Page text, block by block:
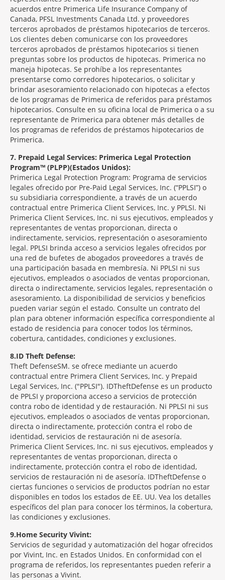
acuerdos entre Primerica Life Insurance Company of
Canada, PFSL Investments Canada Ltd. y proveedores
terceros aprobados de préstamos hipotecarios de terceros.
Los clientes deben comunicarse con los proveedores
terceros aprobados de préstamos hipotecarios si tienen
preguntas sobre los productos de hipotecas. Primerica no
maneja hipotecas. Se prohíbe a los representantes
presentarse como corredores hipotecarios, o solicitar y
brindar asesoramiento relacionado con hipotecas a efectos
de los programas de Primerica de referidos para préstamos
hipotecarios. Consulte en su oficina local de Primerica o a su
representante de Primerica para obtener más detalles de
los programas de referidos de préstamos hipotecarios de
Primerica.
7 Prepaid Legal Services: Primerica Legal Protection
Program™ (PLPP)(Estados Unidos):
Primerica Legal Protection Program: Programa de servicios
legales ofrecido por Pre-Paid Legal Services, Inc. (“PPLSI”) o
su subsidiaria correspondiente, a través de un acuerdo
contractual entre Primerica Client Services, Inc. y PPLSI. Ni
Primerica Client Services, Inc. ni sus ejecutivos, empleados y
representantes de ventas proporcionan, directa o
indirectamente, servicios, representación o asesoramiento
legal. PPLSI brinda acceso a servicios legales ofrecidos por
una red de bufetes de abogados proveedores a través de
una participación basada en membresía. Ni PPLSI ni sus
ejecutivos, empleados o asociados de ventas proporcionan,
directa o indirectamente, servicios legales, representación o
asesoramiento. La disponibilidad de servicios y beneficios
pueden variar según el estado. Consulte un contrato del
plan para obtener información específica correspondiente al
estado de residencia para conocer todos los términos,
cobertura, cantidades, condiciones y exclusiones.
8 ID Theft Defense:
Theft DefenseSM se ofrece mediante un acuerdo
contractual entre Primera Client Services, Inc. y Prepaid
Legal Services, Inc. ("PPLSI"). IDTheftDefense es un producto
de PPLSI y proporciona acceso a servicios de protección
contra robo de identidad y de restauración. Ni PPLSI ni sus
ejecutivos, empleados o asociados de ventas proporcionan,
directa o indirectamente, protección contra el robo de
identidad, servicios de restauración ni de asesoría.
Primerica Client Services, Inc. ni sus ejecutivos, empleados y
representantes de ventas proporcionan, directa o
indirectamente, protección contra el robo de identidad,
servicios de restauración ni de asesoría. IDTheftDefense o
ciertas funciones o servicios de productos podrían no estar
disponibles en todos los estados de EE. UU. Vea los detalles
específicos del plan para conocer los términos, la cobertura,
las condiciones y exclusiones.
9 Home Security Vivint:
Servicios de seguridad y automatización del hogar ofrecidos
por Vivint, Inc. en Estados Unidos. En conformidad con el
programa de referidos, los representantes pueden referir a
las personas a Vivint.